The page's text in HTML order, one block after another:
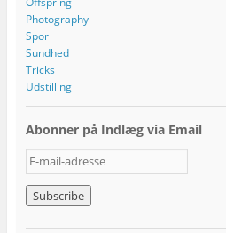
Photography
Spor
Sundhed
Tricks
Udstilling
Abonner på Indlæg via Email
E
-
m
a
i